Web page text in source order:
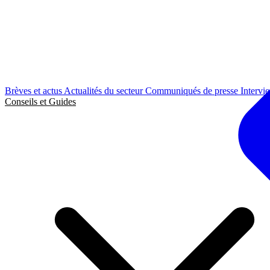
Brèves et actus Actualités du secteurCommuniqués de presse
Conseils et Guides